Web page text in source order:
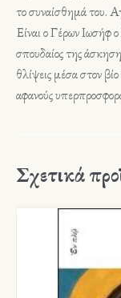
το συναίσθημά του.
Είναι ο Γέρων Ιωσήφ
σπουδαίος της
θλίψεις μέσα στον
αφανούς
Σχετικά